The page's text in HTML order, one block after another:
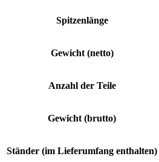
Spitzenlänge
Gewicht (netto)
Anzahl der Teile
Gewicht (brutto)
Ständer (im Lieferumfang enthalten)